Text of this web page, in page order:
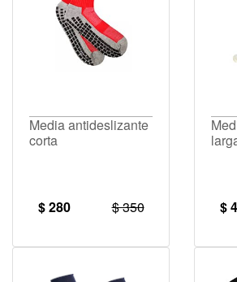
Media antideslizante
corta
$ 280 $ 350 $